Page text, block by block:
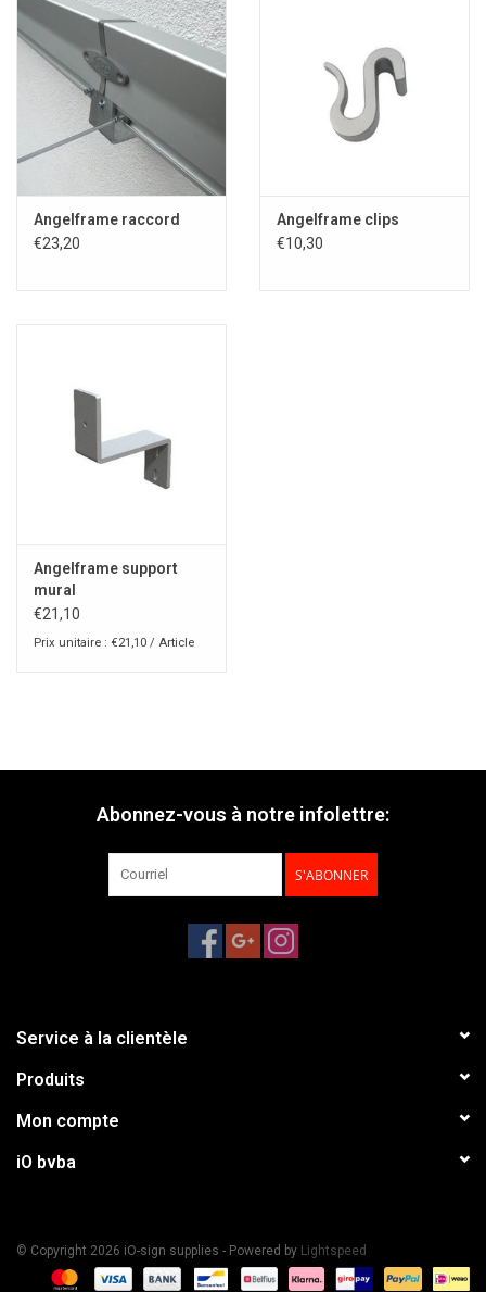
Angelframe raccord
€23,20
Angelframe clips
€10,30
Angelframe support
mural
€21,10
Prix unitaire : €21,10 / Article
Abonnez-vous à notre infolettre:
S'ABONNER
Service à la clientèle
Produits
Mon compte
iO bvba
© Copyright 2026 iO-sign supplies - Powered by Lightspeed